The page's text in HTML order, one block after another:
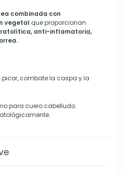
combinada con
vegetal que proporcionan
anti-inflamatoria,
combate la caspa y la
para cuero cabelludo.